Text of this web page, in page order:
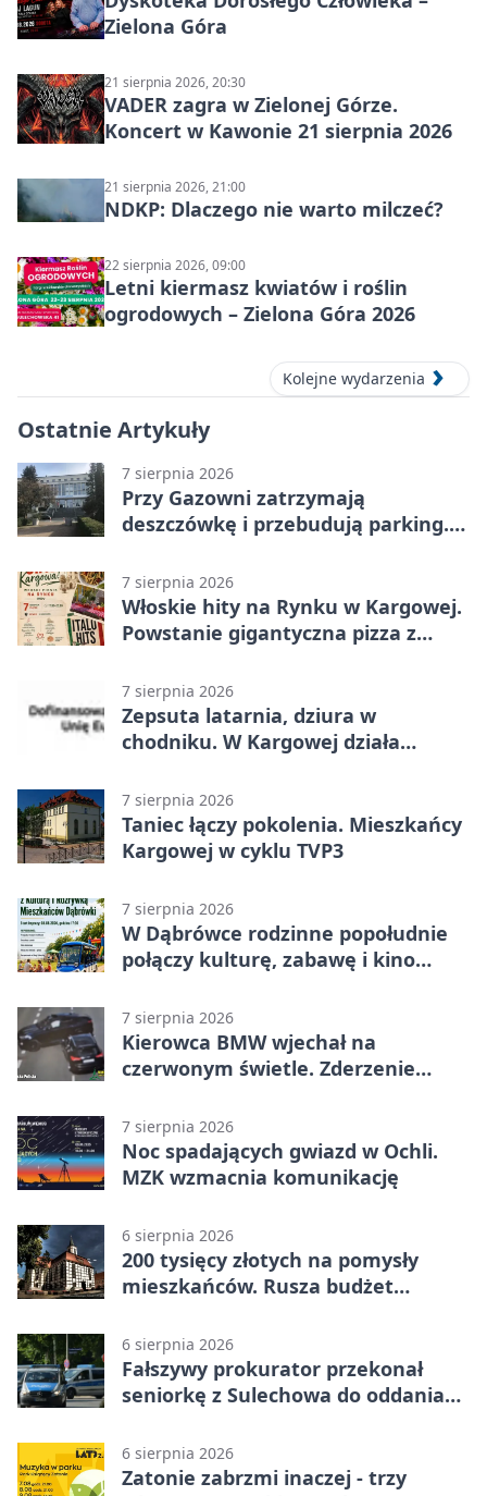
Zielona Góra
21 sierpnia 2026, 20:30
VADER zagra w Zielonej Górze.
Koncert w Kawonie 21 sierpnia 2026
21 sierpnia 2026, 21:00
NDKP: Dlaczego nie warto milczeć?
22 sierpnia 2026, 09:00
Letni kiermasz kwiatów i roślin
ogrodowych – Zielona Góra 2026
Kolejne wydarzenia
Ostatnie Artykuły
7 sierpnia 2026
Przy Gazowni zatrzymają
deszczówkę i przebudują parking.
7 sierpnia 2026
Włoskie hity na Rynku w Kargowej.
Powstanie gigantyczna pizza z
7 sierpnia 2026
Zepsuta latarnia, dziura w
chodniku. W Kargowej działa
7 sierpnia 2026
Taniec łączy pokolenia. Mieszkańcy
Kargowej w cyklu TVP3
7 sierpnia 2026
W Dąbrówce rodzinne popołudnie
połączy kulturę, zabawę i kino
7 sierpnia 2026
Kierowca BMW wjechał na
czerwonym świetle. Zderzenie
7 sierpnia 2026
Noc spadających gwiazd w Ochli.
MZK wzmacnia komunikację
6 sierpnia 2026
200 tysięcy złotych na pomysły
mieszkańców. Rusza budżet
6 sierpnia 2026
Fałszywy prokurator przekonał
seniorkę z Sulechowa do oddania
6 sierpnia 2026
Zatonie zabrzmi inaczej - trzy